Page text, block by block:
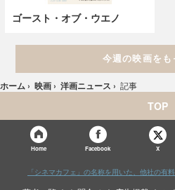
ゴースト・オブ・ウエノ
今週の映画をも
ホーム › 映画 › 洋画ニュース › 記事
TOP
Home Facebook X
「シネマカフェ」の名称を用いた、他社の有